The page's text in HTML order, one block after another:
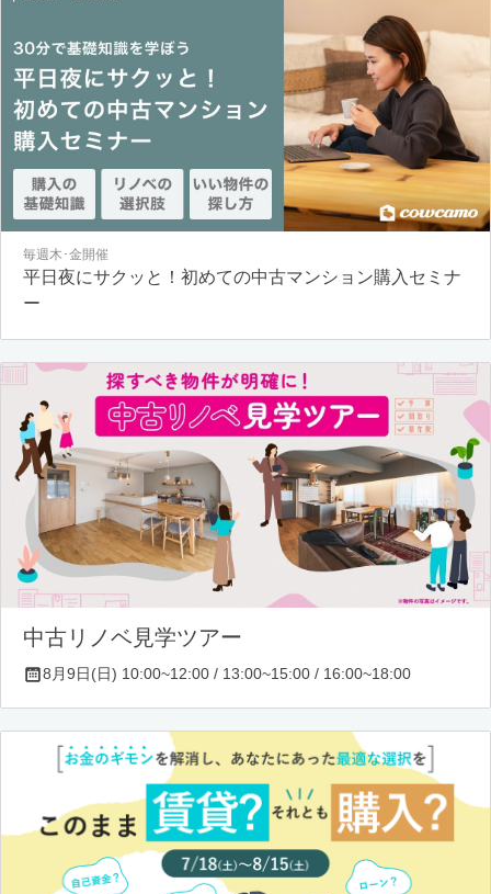
毎週木･金開催
平日夜にサクッと！初めての中古マンション購入セミナ
ー
中古リノベ見学ツアー
8月9日(日) 10:00~12:00 / 13:00~15:00 / 16:00~18:00